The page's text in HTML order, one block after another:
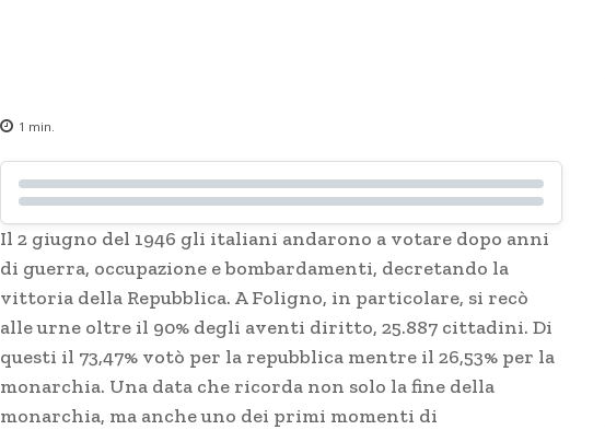
1 min.
Il 2 giugno del 1946 gli italiani andarono a votare dopo anni
di guerra, occupazione e bombardamenti, decretando la
vittoria della Repubblica. A Foligno, in particolare, si recò
alle urne oltre il 90% degli aventi diritto, 25.887 cittadini. Di
questi il 73,47% votò per la repubblica mentre il 26,53% per la
monarchia. Una data che ricorda non solo la fine della
monarchia, ma anche uno dei primi momenti di